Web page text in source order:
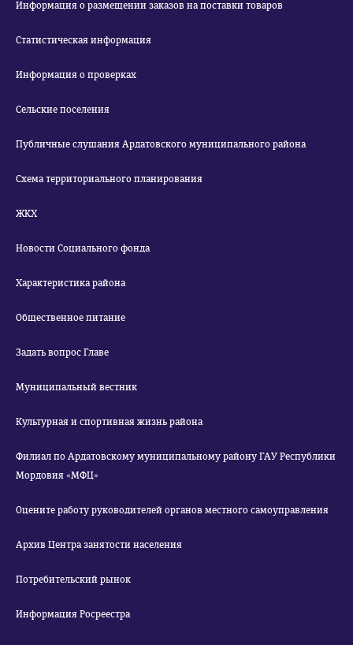
Информация о размещении заказов на поставки товаров
Статистическая информация
Информация о проверках
Сельские поселения
Публичные слушания Ардатовского муниципального района
Схема территориального планирования
ЖКХ
Новости Социального фонда
Характеристика района
Общественное питание
Задать вопрос Главе
Муниципальный вестник
Культурная и спортивная жизнь района
Филиал по Ардатовскому муниципальному району ГАУ Республики
Мордовия «МФЦ»
Оцените работу руководителей органов местного самоуправления
Архив Центра занятости населения
Потребительский рынок
Информация Росреестра